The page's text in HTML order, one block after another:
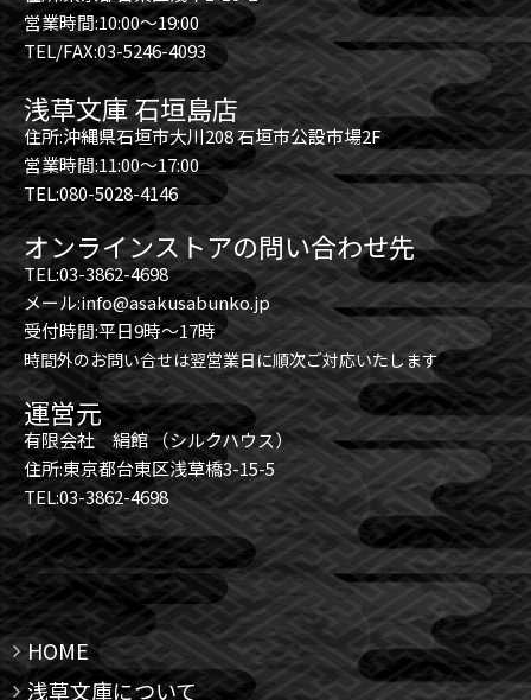
営業時間:10:00～19:00
TEL/FAX:03-5246-4093
浅草文庫 石垣島店
住所:沖縄県石垣市大川208 石垣市公設市場2F
営業時間:11:00～17:00
TEL:080-5028-4146
オンラインストアの問い合わせ先
TEL:03-3862-4698
メール:info@asakusabunko.jp
受付時間:平日9時～17時
時間外のお問い合せは翌営業日に順次ご対応いたします
運営元
有限会社 絹館 （シルクハウス）
住所:東京都台東区浅草橋3-15-5
TEL:03-3862-4698
HOME
浅草文庫について